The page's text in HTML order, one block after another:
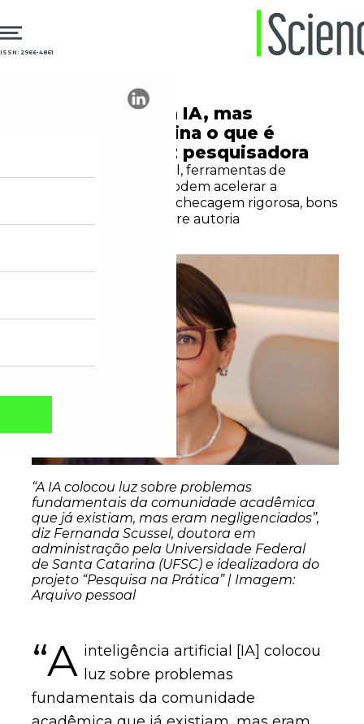
ISSN: 2966-4861
Inteligência Artificial
“O risco não é a IA, mas
delegar à máquina o que é
intelectual”, diz pesquisadora
Para Fernanda Scussel, ferramentas de
inteligência artificial podem acelerar a
pesquisa, mas exigem checagem rigorosa, bons
prompts e clareza sobre autoria
Gabriela Monteiro
“A IA colocou luz sobre problemas
fundamentais da comunidade acadêmica
que já existiam, mas eram negligenciados”,
diz Fernanda Scussel, doutora em
administração pela Universidade Federal
de Santa Catarina (UFSC) e idealizadora do
projeto “Pesquisa na Prática” | Imagem:
Arquivo pessoal
“A inteligência artificial [IA] colocou
luz sobre problemas
fundamentais da comunidade